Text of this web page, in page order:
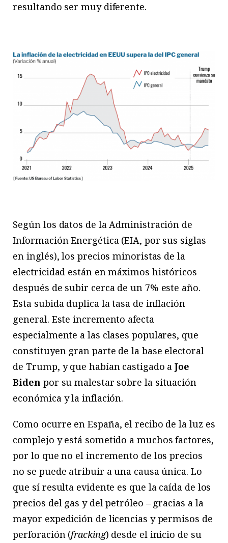
resultando ser muy diferente.
Según los datos de la Administración de
Información Energética (EIA, por sus siglas
en inglés), los precios minoristas de la
electricidad están en máximos históricos
después de subir cerca de un 7% este año.
Esta subida duplica la tasa de inflación
general. Este incremento afecta
especialmente a las clases populares, que
constituyen gran parte de la base electoral
de Trump, y que habían castigado aJoe
Biden por su malestar sobre la situación
económica y la inflación.
Como ocurre en España, el recibo de la luz es
complejo y está sometido a muchos factores,
por lo que no el incremento de los precios
no se puede atribuir a una causa única. Lo
que sí resulta evidente es que la caída de los
precios del gas y del petróleo – gracias a la
mayor expedición de licencias y permisos de
perforación (fracking) desde el inicio de su